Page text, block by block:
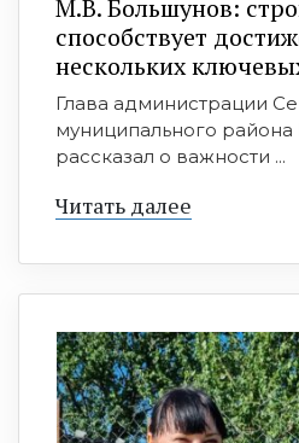
М.В. Большунов:
способствует
нескольких
Глава администрации
муниципального
рассказал о важности ...
Читать далее